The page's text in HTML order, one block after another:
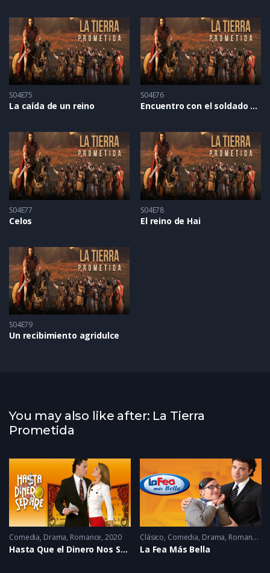
S04E75
La caída de un reino
S04E76
Encuentro con el soldado enmascarado
S04E77
Celos
S04E78
El reino de Hai
S04E79
Un recibimiento agridulce
You may also like after: La Tierra
Prometida
- 2022
Comedia, Drama, Romance 2020
Hasta Que el Dinero Nos Separe
Clásico, Comedia, Drama, Romance
La Fea Más Bella